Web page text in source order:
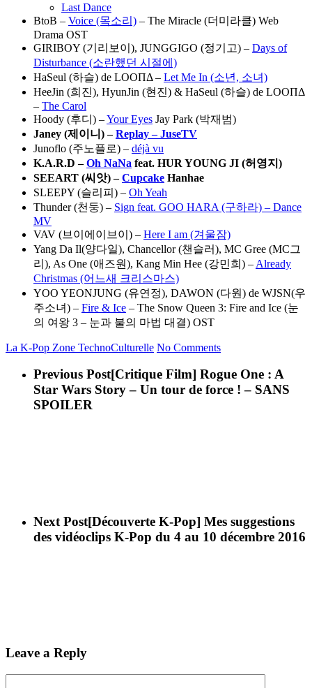
Last Dance
BtoB – Voice (목소리) – The Miracle (더미라클) Web
Drama OST
GIRIBOY (기리보이), JUNGGIGO (정기고) – Days of
Disturbance (소란했던 시절에)
HaSeul (하슬) de LOOΠΔ – Let Me In (소년, 소녀)
HeeJin (희진), HyunJin (현진) & HaSeul (하슬) de LOOΠΔ
– The Carol
Hoody (후디) –Your Eyes Jay Park (박재범)
Janey (제이니 ) –Replay – JuseTV
Junoflo (주노플로) – déjà vu
K.A.R.D –Oh NaNa feat. HUR YOUNG JI (허영지 )
SEEART (씨앗) –Cupcake Hanhae
SLEEPY (슬리피) – Oh Yeah
Thunder (천둥) – Sign feat. GOO HARA (구하라) – Dance
MV
VAV (브이에이브이) – Here I am (겨울잠)
Yang Da Il(양다일), Chancellor (챈슬러), MC Gree (MC그
리), As One (애즈원), Kang Min Hee (강민희) – Already
Christmas (어느새 크리스마스)
YOO YEONJUNG (유연정), DAWON (다원) de WJSN(우
주소녀) – Fire & Ice – The Snow Queen 3: Fire and Ice (눈
의 여왕 3 – 눈과 불의 마법 대결) OST
La K-Pop Zone TechnoCulturelle No Comments
Previous Post[Critique Film] Rogue One : A
Star Wars Story – Un tour de force ! – SANS
SPOILER
Next Post[Découverte K-Pop] Mes suggestions
des vidéoclips K-Pop du 4 au 10 décembre 2016
Leave a Reply